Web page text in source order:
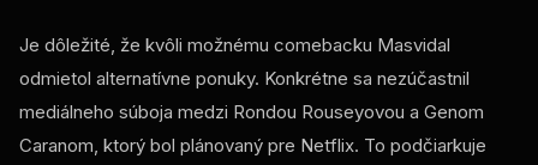
Je dôležité, že kvôli možnému comebacku Masvidal
odmietol alternatívne ponuky. Konkrétne sa nezúčastnil
mediálneho súboja medzi Rondou Rouseyovou a Genom
Caranom, ktorý bol plánovaný pre Netflix. To podčiarkuje